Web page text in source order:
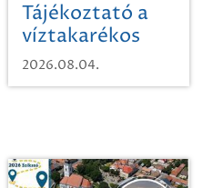
Tájékoztató a
víztakarékos
vízhasználatról
2026.08.04.